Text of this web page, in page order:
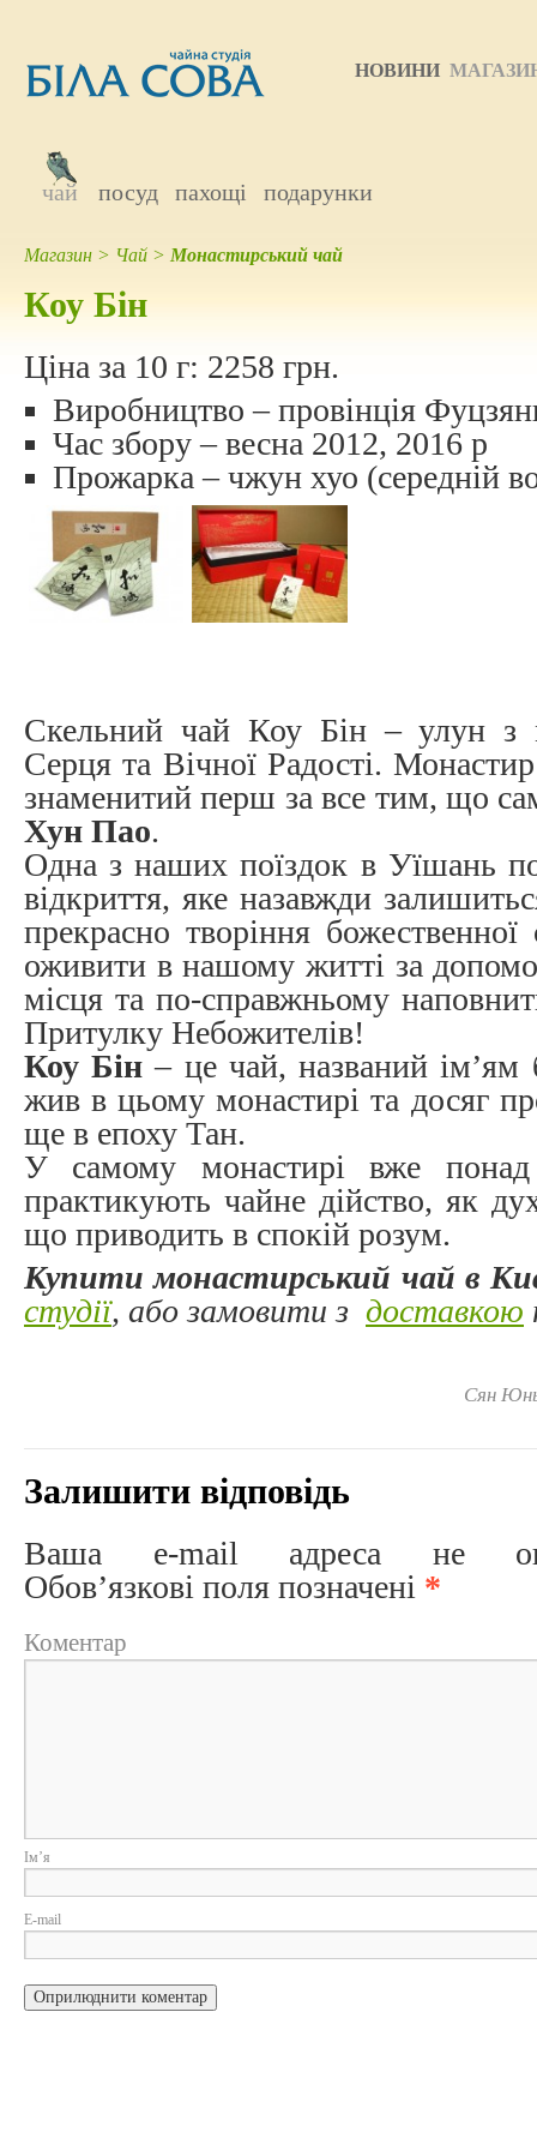
НОВИНИ
чай посуд пахощі подарунки
Магазин > Чай > Монастирський чай
Коу Бiн
Ціна за 10 г: 2258 грн.
Виробництво – провінція
Час збору – весна 2012, 2016 р
Прожарка – чжун хуо (середній
Скельний чай Коу Бін – улун з
Серця та Вічної Радості.
знаменитий перш за все тим, що
Хун Пао.
Одна з наших поїздок в Уїшань
відкриття, яке назавжди
прекрасно творіння
оживити в нашому житті за
місця та по-справжньому
Притулку Небожителів!
Коу Бін – це чай, названий ім’ям
жив в цьому монастирі та досяг
ще в епоху Тан.
У самому монастирі вже понад
практикують чайне дійство, як
що приводить в спокій розум.
Купити монастирський чай в
студії, або замовити з доставкою
Сян
Залишити відповідь
Ваша e-mail адреса не
Обов’язкові поля позначені *
Коментар
E-